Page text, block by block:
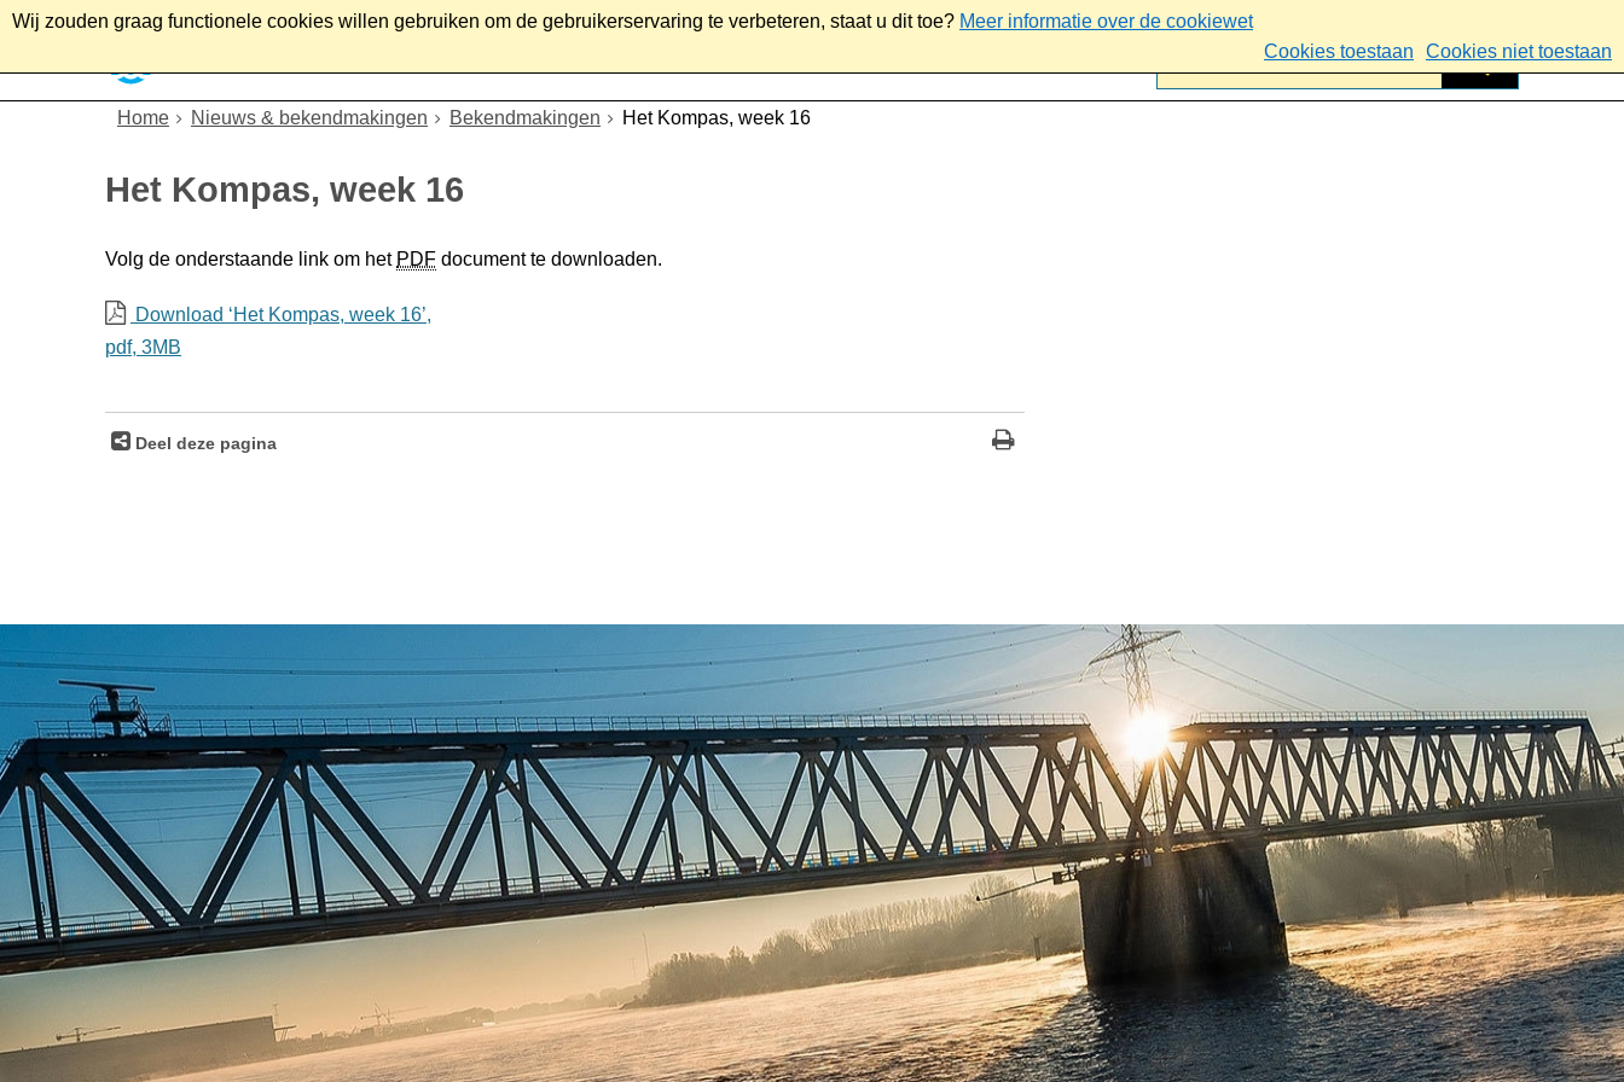
Wij zouden graag functionele cookies willen gebruiken om de gebruikerservaring te verbeteren, staat u dit toe? Meer informatie over de cookiewet
Cookies toestaan
Cookies niet toestaan
Home Nieuws & bekendmakingen Bekendmakingen Het Kompas, week 16
Het Kompas, week 16
Volg de onderstaande link om het PDF document te downloaden.
Download ‘Het Kompas, week 16’,
pdf, 3MB
Deel deze pagina